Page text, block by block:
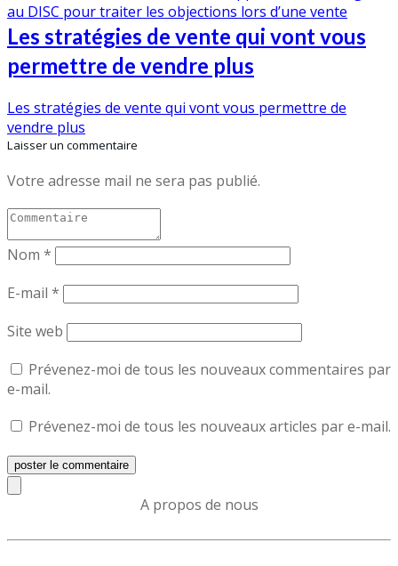
au DISC pour traiter les objections lors d’une vente
Les stratégies de vente qui vont vous
permettre de vendre plus
Les stratégies de vente qui vont vous permettre de
vendre plus
Laisser un commentaire
Votre adresse mail ne sera pas publié.
Nom *
E-mail *
Site web
Prévenez-moi de tous les nouveaux commentaires par
e-mail.
Prévenez-moi de tous les nouveaux articles par e-mail.
poster le commentaire
A propos de nous